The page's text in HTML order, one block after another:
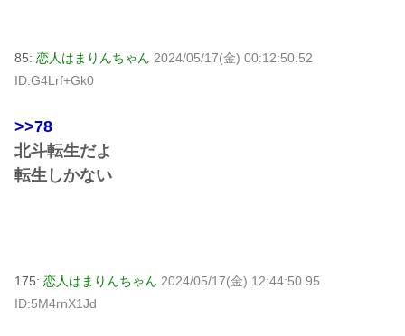
85: 恋人はまりんちゃん 2024/05/17(金) 00:12:50.52
ID:G4Lrf+Gk0
>>78
北斗転生だよ
転生しかない
175: 恋人はまりんちゃん 2024/05/17(金) 12:44:50.95
ID:5M4rnX1Jd